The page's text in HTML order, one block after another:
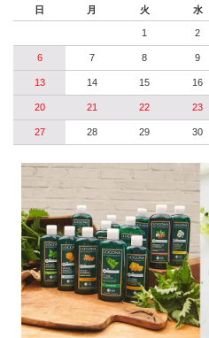
日 月 火 水
1 2
6 7 8 9
13 14 15 16
20 21 22 23
27 28 29 30